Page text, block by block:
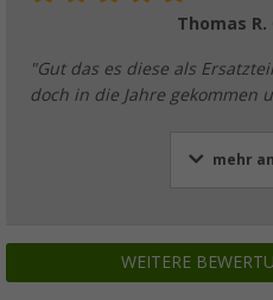
Thomas R.
"Gut das es diese als
doch in die Jahre gekommen
mehr
WEITERE